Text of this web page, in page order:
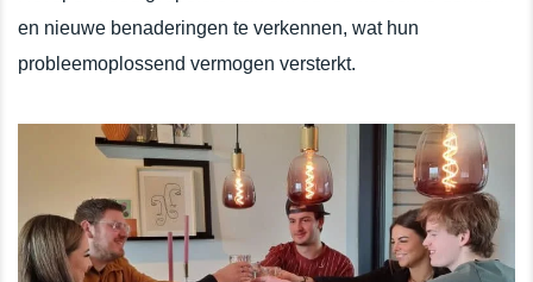
en nieuwe benaderingen te verkennen, wat hun
probleemoplossend vermogen versterkt.